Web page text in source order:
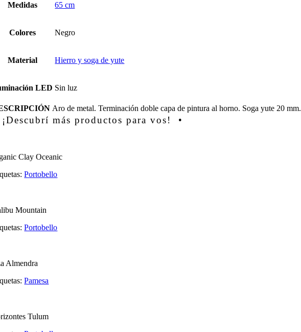
Medidas 65 cm
Colores Negro
Material Hierro y soga de yute
LED Sin luz
Aro de metal. Terminación doble capa de pintura al horno. Soga yute 20 mm.
más productos para vos! •
Clay Oceanic
Portobello
Mountain
Portobello
Almendra
Pamesa
Tulum